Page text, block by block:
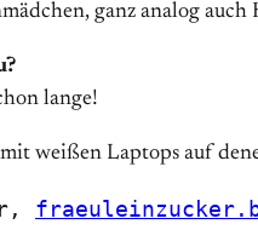
ganz analog
lange!